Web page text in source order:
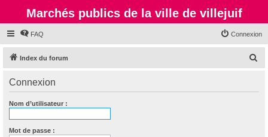
Marchés publics de la ville de villejuif
FAQ Connexion
Index du forum
Connexion
Nom d’utilisateur :
Mot de passe :